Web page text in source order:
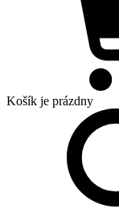
Košík je prázdny